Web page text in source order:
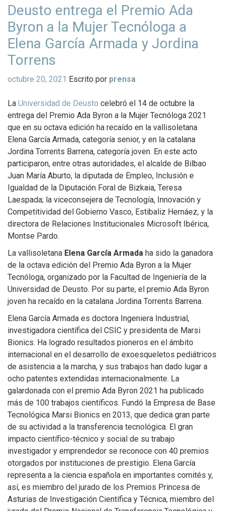
Deusto entrega el Premio Ada
Byron a la Mujer Tecnóloga a
Elena García Armada y Jordina
Torrens
octubre 20, 2021 Escrito por prensa
La Universidad de Deusto celebró el 14 de octubre la
entrega del Premio Ada Byron a la Mujer Tecnóloga 2021
que en su octava edición ha recaído en la vallisoletana
Elena García Armada, categoría senior, y en la catalana
Jordina Torrents Barrena, categoría joven. En este acto
participaron, entre otras autoridades, el alcalde de Bilbao
Juan María Aburto, la diputada de Empleo, Inclusión e
Igualdad de la Diputación Foral de Bizkaia, Teresa
Laespada; la viceconsejera de Tecnología, Innovación y
Competitividad del Gobierno Vasco, Estibaliz Hernáez, y la
directora de Relaciones Institucionales Microsoft Ibérica,
Montse Pardo.
La vallisoletana Elena García Armada ha sido la ganadora
de la octava edición del Premio Ada Byron a la Mujer
Tecnóloga, organizado por la Facultad de Ingeniería de la
Universidad de Deusto. Por su parte, el premio Ada Byron
joven ha recaído en la catalana Jordina Torrents Barrena.
Elena García Armada es doctora Ingeniera Industrial,
investigadora científica del CSIC y presidenta de Marsi
Bionics. Ha logrado resultados pioneros en el ámbito
internacional en el desarrollo de exoesqueletos pediátricos
de asistencia a la marcha, y sus trabajos han dado lugar a
ocho patentes extendidas internacionalmente. La
galardonada con el premio Ada Byron 2021 ha publicado
más de 100 trabajos científicos. Fundó la Empresa de Base
Tecnológica Marsi Bionics en 2013, que dedica gran parte
de su actividad a la transferencia tecnológica. El gran
impacto científico-técnico y social de su trabajo
investigador y emprendedor se reconoce con 40 premios
otorgados por instituciones de prestigio. Elena García
representa a la ciencia española en importantes comités y,
así, es miembro del jurado de los Premios Princesa de
Asturias de Investigación Científica y Técnica, miembro del